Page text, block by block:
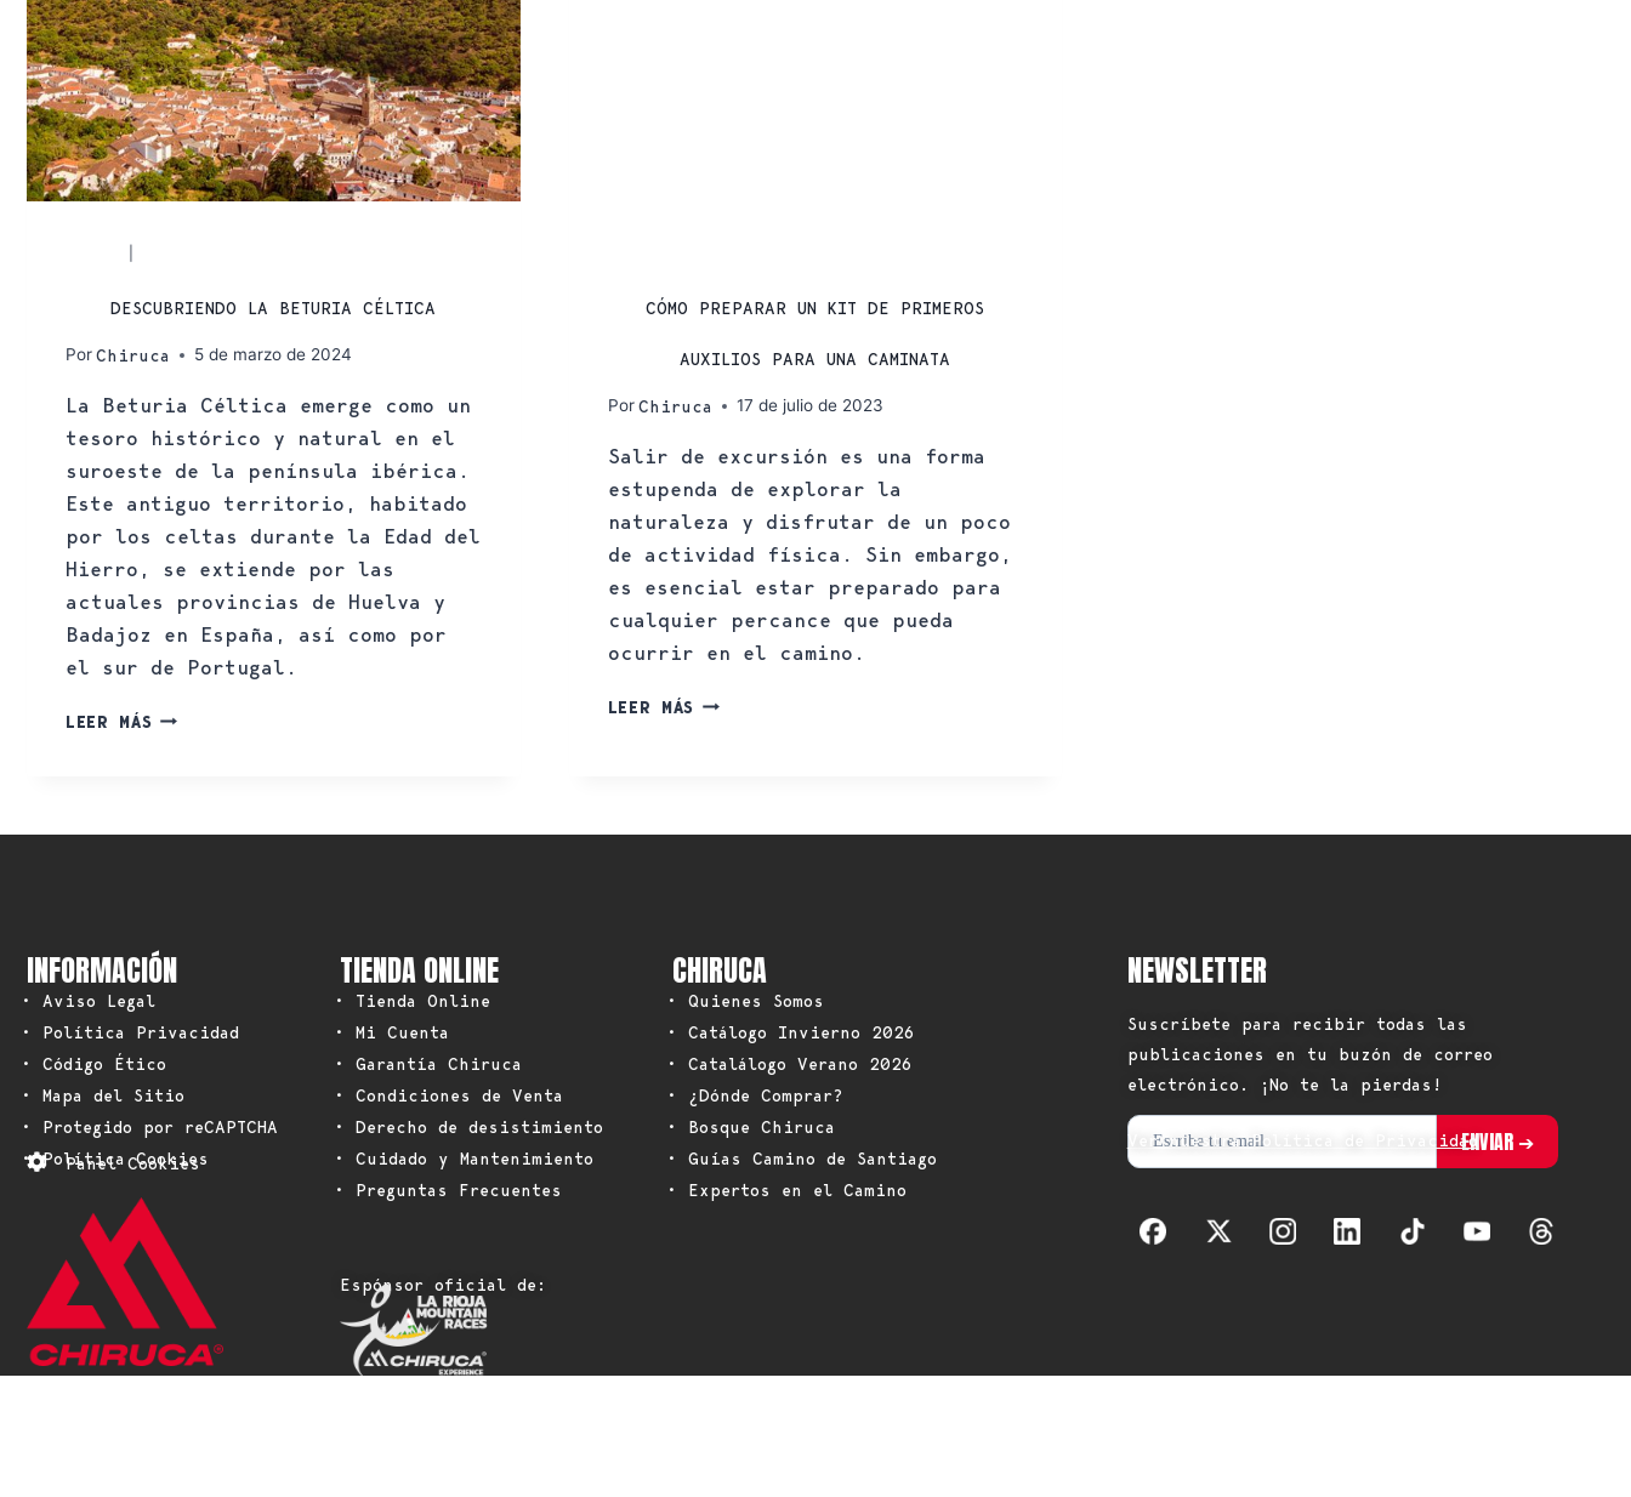
DESCUBRIENDO LA BETURIA CÉLTICA
PorChiruca 5 de marzo de 2024
La Beturia Céltica emerge como un
tesoro histórico y natural en el
suroeste de la península ibérica.
Este antiguo territorio, habitado
por los celtas durante la Edad del
Hierro, se extiende por las
actuales provincias de Huelva y
Badajoz en España, así como por
el sur de Portugal.
LEER MÁS
CÓMO PREPARAR UN KIT DE PRIMEROS
AUXILIOS PARA UNA CAMINATA
Por Chiruca 17 de julio de 2023
Salir de excursión es una forma
estupenda de explorar la
naturaleza y disfrutar de un poco
de actividad física. Sin embargo,
es esencial estar preparado para
cualquier percance que pueda
ocurrir en el camino.
LEER MÁS
INFORMACIÓN
• Aviso Legal
• Política Privacidad
• Código Ético
• Mapa del Sitio
• Protegido por reCAPTCHA
• Política Cookies
Panel Cookies
TIENDA ONLINE
• Tienda Online
• Mi Cuenta
• Garantía Chiruca
• Condiciones de Venta
• Derecho de desistimiento
• Cuidado y Mantenimiento
• Preguntas Frecuentes
Espónsor oficial de:
CHIRUCA
• Quienes Somos
• Catálogo Invierno 2026
• Catalálogo Verano 2026
• ¿Dónde Comprar?
• Bosque Chiruca
• Guías Camino de Santiago
• Expertos en el Camino
NEWSLETTER
Suscríbete para recibir todas las
publicaciones en tu buzón de correo
electrónico. ¡No te la pierdas!
Ver nuestra Política de Privacidad